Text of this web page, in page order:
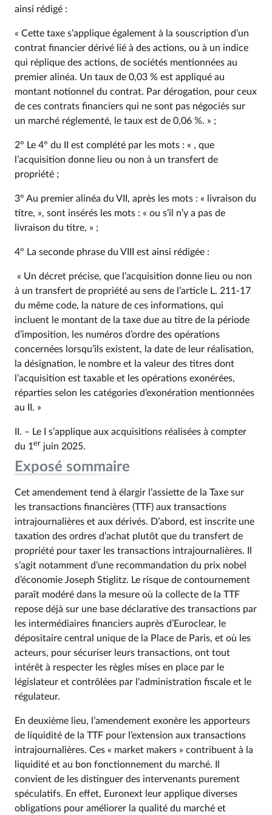
ainsi rédigé :
« Cette taxe s’applique également à la souscription d’un
contrat financier dérivé lié à des actions, ou à un indice
qui réplique des actions, de sociétés mentionnées au
premier alinéa. Un taux de 0,03 % est appliqué au
montant notionnel du contrat. Par dérogation, pour ceux
de ces contrats financiers qui ne sont pas négociés sur
un marché réglementé, le taux est de 0,06 %. » ;
2° Le 4° du II est complété par les mots : « , que
l’acquisition donne lieu ou non à un transfert de
propriété ;
3° Au premier alinéa du VII, après les mots : « livraison du
titre, », sont insérés les mots : « ou s’il n’y a pas de
livraison du titre, » ;
4° La seconde phrase du VIII est ainsi rédigée :
« Un décret précise, que l’acquisition donne lieu ou non
à un transfert de propriété au sens de l’article L. 211‑17
du même code, la nature de ces informations, qui
incluent le montant de la taxe due au titre de la période
d’imposition, les numéros d’ordre des opérations
concernées lorsqu’ils existent, la date de leur réalisation,
la désignation, le nombre et la valeur des titres dont
l’acquisition est taxable et les opérations exonérées,
réparties selon les catégories d’exonération mentionnées
au II. »
II. – Le I s’applique aux acquisitions réalisées à compter
du 1 er juin 2025.
Exposé sommaire
Cet amendement tend à élargir l’assiette de la Taxe sur
les transactions financières (TTF) aux transactions
intrajournalières et aux dérivés. D’abord, est inscrite une
taxation des ordres d’achat plutôt que du transfert de
propriété pour taxer les transactions intrajournalières. Il
s’agit notamment d’une recommandation du prix nobel
d’économie Joseph Stiglitz. Le risque de contournement
paraît modéré dans la mesure où la collecte de la TTF
repose déjà sur une base déclarative des transactions par
les intermédiaires financiers auprès d’Euroclear, le
dépositaire central unique de la Place de Paris, et où les
acteurs, pour sécuriser leurs transactions, ont tout
intérêt à respecter les règles mises en place par le
législateur et contrôlées par l’administration fiscale et le
régulateur.
En deuxième lieu, l’amendement exonère les apporteurs
de liquidité de la TTF pour l’extension aux transactions
intrajournalières. Ces « market makers » contribuent à la
liquidité et au bon fonctionnement du marché. Il
convient de les distinguer des intervenants purement
spéculatifs. En effet, Euronext leur applique diverses
obligations pour améliorer la qualité du marché et